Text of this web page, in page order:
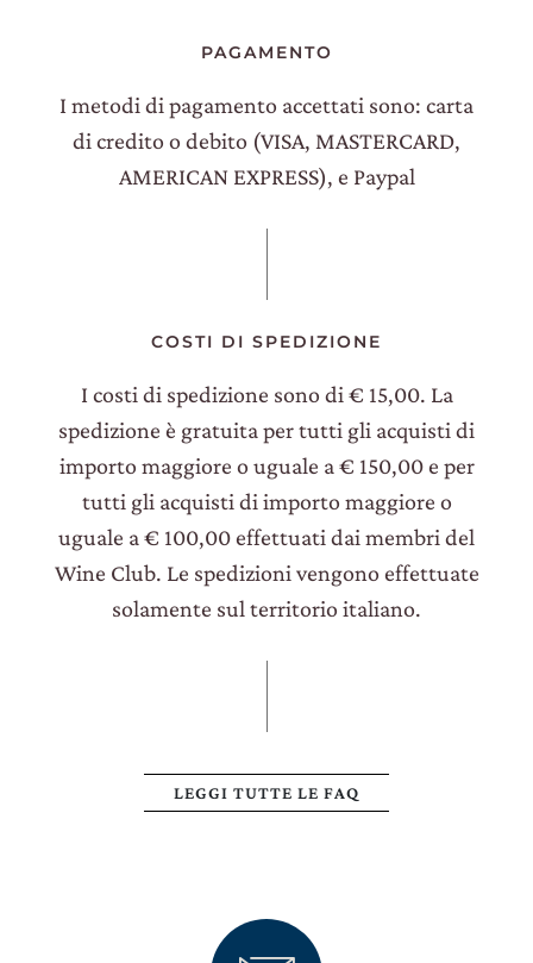
PAGAMENTO
I metodi di pagamento accettati sono: carta
di credito o debito (VISA, MASTERCARD,
AMERICAN EXPRESS), e Paypal
COSTI DI SPEDIZIONE
I costi di spedizione sono di € 15,00. La
spedizione è gratuita per tutti gli acquisti di
importo maggiore o uguale a € 150,00 e per
tutti gli acquisti di importo maggiore o
uguale a € 100,00 effettuati dai membri del
Wine Club. Le spedizioni vengono effettuate
solamente sul territorio italiano.
LEGGI TUTTE LE FAQ